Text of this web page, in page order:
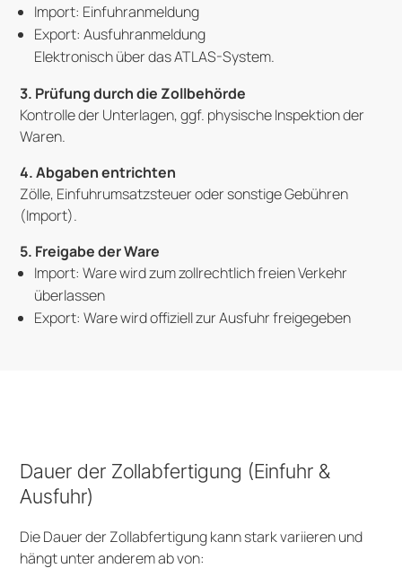
Import: Einfuhranmeldung
Export: Ausfuhranmeldung
Elektronisch über das ATLAS-System.
3. Prüfung durch die Zollbehörde
Kontrolle der Unterlagen, ggf. physische Inspektion der
Waren.
4. Abgaben entrichten
Zölle, Einfuhrumsatzsteuer oder sonstige Gebühren
(Import).
5. Freigabe der Ware
Import: Ware wird zum zollrechtlich freien Verkehr
überlassen
Export: Ware wird offiziell zur Ausfuhr freigegeben
Dauer der Zollabfertigung (Einfuhr &
Ausfuhr)
Die Dauer der Zollabfertigung kann stark variieren und
hängt unter anderem ab von: